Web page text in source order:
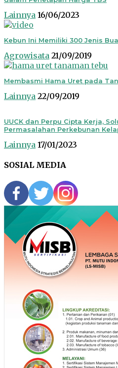
Lainnya 16/06/2023
Kebun Ini Memiliki 300 Jenis
Agrowisata 21/09/2019
Membasmi Hama Uret pada
Lainnya 22/09/2019
UUCK dan Perpu Cipta Kerja,
Permasalahan Perkebunan
Lainnya 17/01/2023
SOSIAL MEDIA